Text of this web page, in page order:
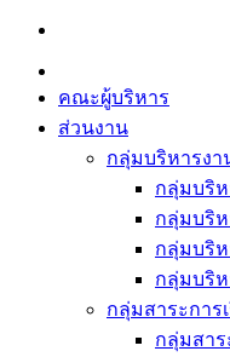
Skip
content
คณะผู้บริหาร
ส่วนงาน
กลุ่มบริหารงา
กลุ่มบริ
กลุ่มบริ
กลุ่มบริ
กลุ่มบริห
กลุ่มสาระการ
กลุ่มสา